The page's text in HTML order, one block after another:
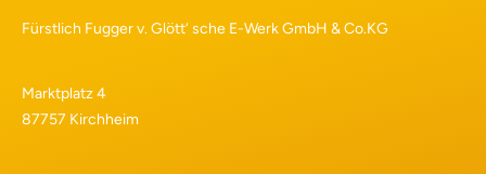
Fürstlich Fugger v. Glött‘ sche E-Werk GmbH & Co.KG
Marktplatz 4
87757 Kirchheim